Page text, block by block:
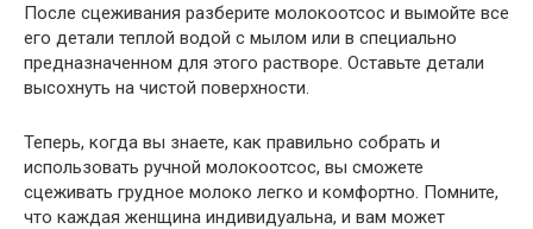
После сцеживания разберите молокоотсос и вымойте все
его детали теплой водой с мылом или в специально
предназначенном для этого растворе. Оставьте детали
высохнуть на чистой поверхности.
Теперь, когда вы знаете, как правильно собрать и
использовать ручной молокоотсос, вы сможете
сцеживать грудное молоко легко и комфортно. Помните,
что каждая женщина индивидуальна, и вам может